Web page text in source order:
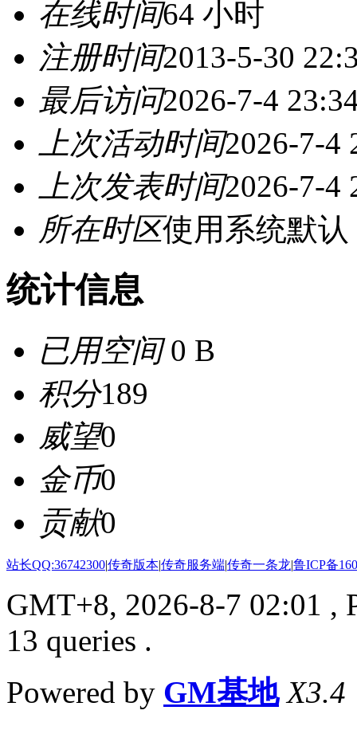
在线时间64 小时
注册时间2013-5-30
最后访问2026-7-4
上次活动时间2026-7-4
上次发表时间2026-7-4
所在时区使用系统默认
统计信息
已用空间0 B
积分189
威望0
金币0
贡献0
站长QQ:36742300|传奇版本|传奇服务端|传奇一条龙|鲁ICP备
GMT+8, 2026-8-7 02:01 ,
13 queries .
Powered by GM基地 X3.4